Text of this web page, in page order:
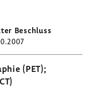
(PET);